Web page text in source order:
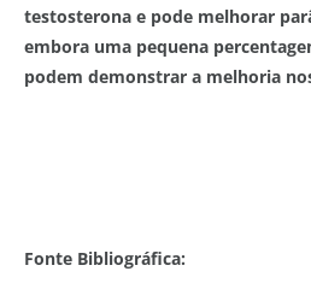
testosterona e pode melhorar
embora uma pequena
podem demonstrar a melhoria
Fonte Bibliográfica: